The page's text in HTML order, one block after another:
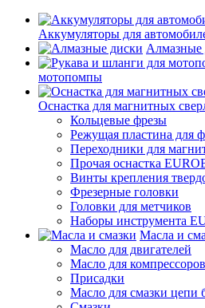
Аккумуляторы для
Алмазные
мотопомпы
Оснастка для магнитных
Кольцевые фрезы
Режущая пластина для
Переходники для
Прочая оснастка
Винты крепления
Фрезерные головки
Головки для метчиков
Наборы инструмента
Масла и
Масло для двигателей
Масло для
Присадки
Масло для смазки цепи